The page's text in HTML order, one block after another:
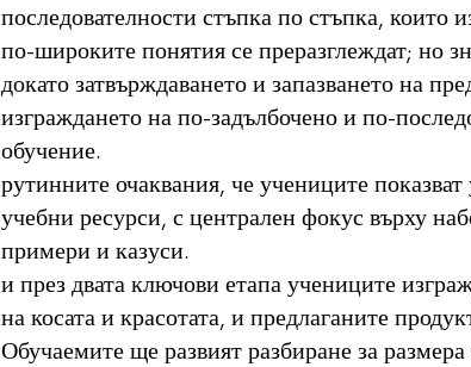
последователности стъпка по стъпка, които
по-широките понятия се преразглеждат; но
докато затвърждаването и запазването на
изграждането на по-задълбочено и по-
обучение.
рутинните очаквания, че учениците
учебни ресурси, с централен фокус върху
примери и казуси.
и през двата ключови етапа учениците
на косата и красотата, и предлаганите
Обучаемите ще развият разбиране за